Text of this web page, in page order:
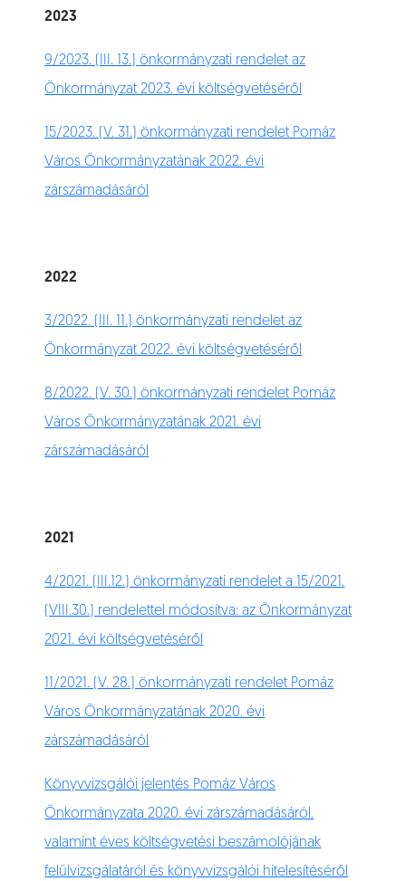
2023
9/2023. (III. 13.) önkormányzati rendelet az
Önkormányzat 2023. évi költségvetéséről
15/2023. (V. 31.) önkormányzati rendelet Pomáz
Város Önkormányzatának 2022. évi
zárszámadásáról
2022
3/2022. (III. 11.) önkormányzati rendelet az
Önkormányzat 2022. évi költségvetéséről
8/2022. (V. 30.) önkormányzati rendelet Pomáz
Város Önkormányzatának 2021. évi
zárszámadásáról
2021
4/2021. (III.12.) önkormányzati rendelet a 15/2021.
(VIII.30.) rendelettel módosítva: az Önkormányzat
2021. évi költségvetéséről
11/2021. (V. 28.) önkormányzati rendelet Pomáz
Város Önkormányzatának 2020. évi
zárszámadásáról
Könyvvizsgálói jelentés Pomáz Város
Önkormányzata 2020. évi zárszámadásáról.
valamint éves költségvetési beszámolójának
felülvizsgálatáról és könyvvizsgálói hitelesítéséről